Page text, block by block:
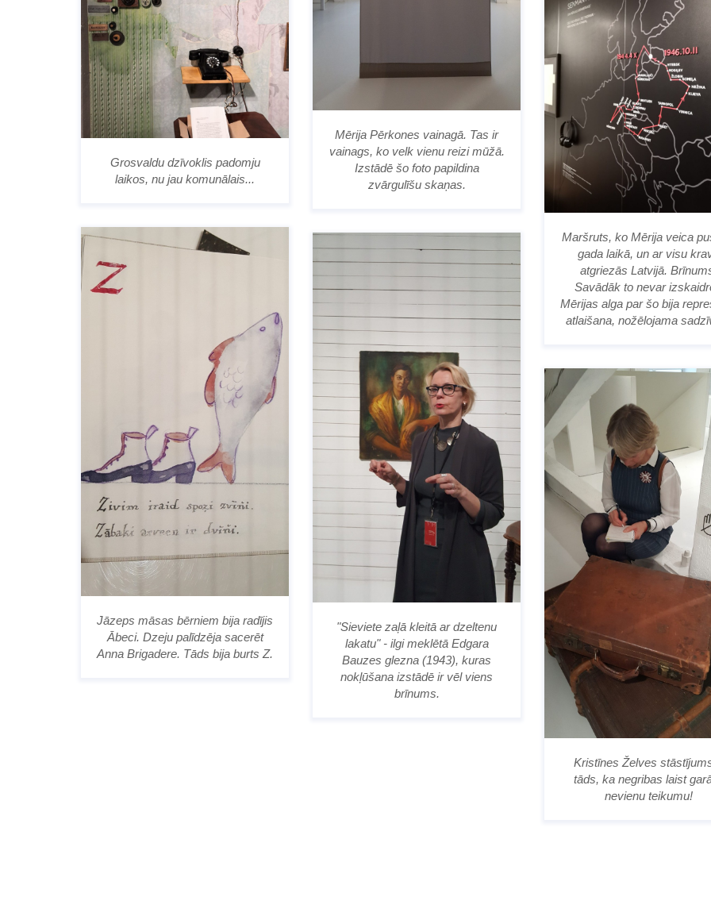
Mērija Pērkones vainagā. Tas ir
vainags, ko velk vienu reizi mūžā.
Izstādē šo foto papildina
zvārgulīšu skaņas.
Grosvaldu dzīvoklis padomju
laikos, nu jau komunālais...
Maršruts, ko Mērija veica
gada laikā, un ar visu
atgriezās Latvijā.
Savādāk to nevar
Mērijas alga par šo bija
atlaišana, nožēlojama
Jāzeps māsas bērniem bija radījis
Ābeci. Dzeju palīdzēja sacerēt
Anna Brigadere. Tāds bija burts Z.
"Sieviete zaļā kleitā ar dzeltenu
lakatu" - ilgi meklētā Edgara
Bauzes glezna (1943), kuras
nokļūšana izstādē ir vēl viens
brīnums.
Kristīnes Želves
tāds, ka negribas laist
nevienu teikumu!